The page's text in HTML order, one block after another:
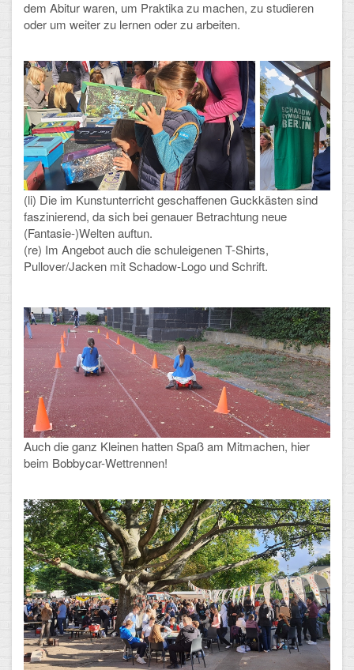
dem Abitur waren, um Praktika zu machen, zu studieren
oder um weiter zu lernen oder zu arbeiten.
(li) Die im Kunstunterricht geschaffenen Guckkästen sind
faszinierend, da sich bei genauer Betrachtung neue
(Fantasie-)Welten auftun.
(re) Im Angebot auch die schuleigenen T-Shirts,
Pullover/Jacken mit Schadow-Logo und Schrift.
Auch die ganz Kleinen hatten Spaß am Mitmachen, hier
beim Bobbycar-Wettrennen!